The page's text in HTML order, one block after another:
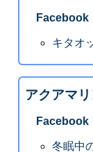
Facebook
キタオ
アクアマ
Facebook
冬眠中